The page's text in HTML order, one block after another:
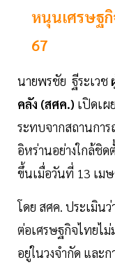
หนุนเศรษฐ
67
นายพรชัย ฐีระเวช
คลัง (สศค.) เปิดเผ
ระทบจากสถานการ
อิหร่านอย่างใกล้ชิด
ขึ้นเมื่อวันที่ 13 เม
โดย สศค. ประเมิน
ต่อเศรษฐกิจไทยไ
อยู่ในวงจำกัด และ